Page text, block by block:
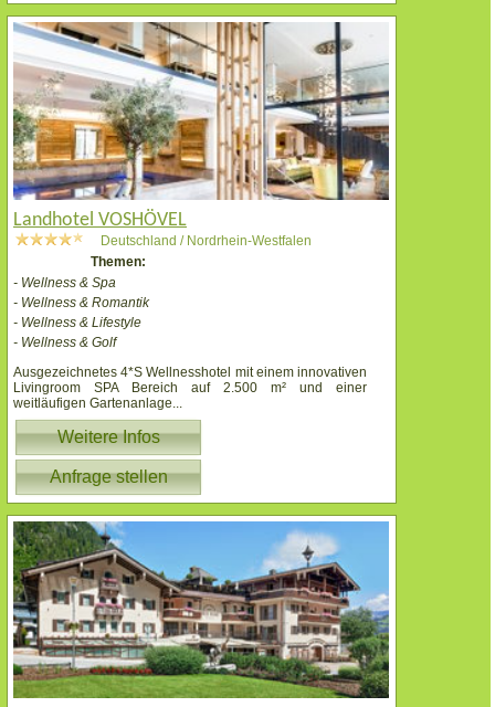
Landhotel VOSHÖVEL
Deutschland / Nordrhein-Westfalen
Themen:
- Wellness & Spa
- Wellness & Romantik
- Wellness & Lifestyle
- Wellness & Golf
Ausgezeichnetes 4*S Wellnesshotel mit einem innovativen
Livingroom SPA Bereich auf 2.500 m² und einer
weitläufigen Gartenanlage
Weitere Infos
Anfrage stellen